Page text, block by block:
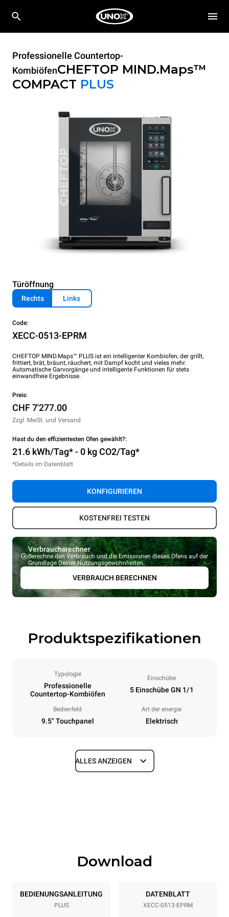
Professionelle Countertop-
KombiöfenCHEFTOP MIND.Maps™
COMPACT PLUS
Türöffnung
Rechts Links
Code:
XECC-0513-EPRM
CHEFTOP MIND.Maps™ PLUS ist ein intelligenter Kombiofen, der grillt,
frittiert, brät, bräunt, räuchert, mit Dampf kocht und vieles mehr.
Automatische Garvorgänge und intelligente Funktionen für stets
einwandfreie Ergebnisse.
Preis:
CHF 7'277.00
Zzgl. MwSt. und Versand
Hast du den effizientesten Ofen gewählt?:
21.6 kWh/Tag* - 0 kg CO2/Tag*
*Details im Datenblatt
KONFIGURIEREN
KOSTENFREI TESTEN
Verbrauchsrechner
Berechne den Verbrauch und die Emissionen dieses Ofens auf der
Grundlage Deiner Nutzungsgewohnheiten.
VERBRAUCH BERECHNEN
Produktspezifikationen
Typologie
Professionelle
Countertop-Kombiöfen
Einschübe
5 Einschübe GN 1/1
Bedienfeld
9.5" Touchpanel
Art der energie
Elektrisch
Maße
Spezifikationen der behälter
5 GN 1/1
Abstand zwischen den Schalen
ALLES ANZEIGEN
Download
BEDIENUNGSANLEITUNG
PLUS
DATENBLATT
XECC-0513-EPRM